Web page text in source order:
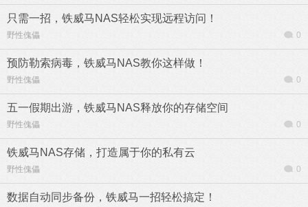
只需一招，铁威马NAS轻松实现远程访问！
野性傀儡 0
预防勒索病毒，铁威马NAS教你这样做！
野性傀儡 0
五一假期出游，铁威马NAS释放你的存储空间
野性傀儡 0
铁威马NAS存储，打造属于你的私有云
野性傀儡 0
数据自动同步备份，铁威马一招轻松搞定！